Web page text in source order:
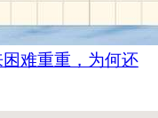
难重重，为何还